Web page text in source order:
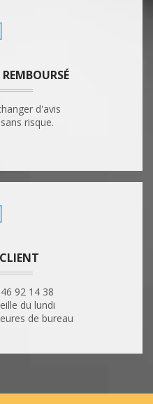
d'avis
risque.
92 14 38
du lundi
de bureau